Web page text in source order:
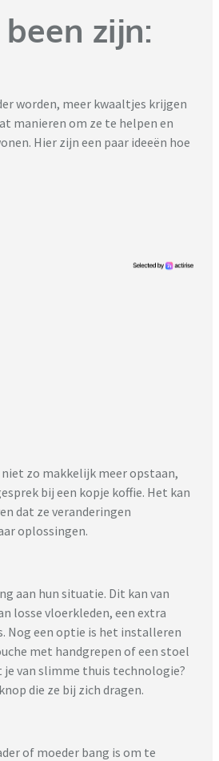
zijn:
worden, meer kwaaltjes krijgen
manieren om ze te helpen en
Hier zijn een paar ideeën hoe
zo makkelijk meer opstaan,
bij een kopje koffie. Het kan
dat ze veranderingen
oplossingen.
aan hun situatie. Dit kan van
losse vloerkleden, een extra
Nog een optie is het installeren
met handgrepen of een stoel
je van slimme thuis technologie?
die ze bij zich dragen.
of moeder bang is om te